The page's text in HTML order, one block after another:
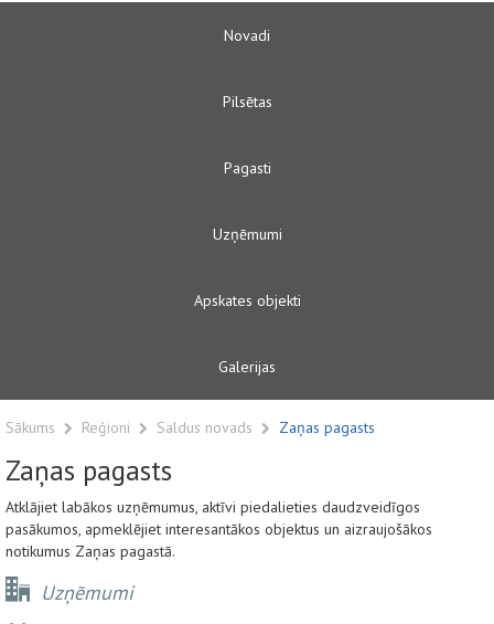
Novadi
Pilsētas
Pagasti
Uzņēmumi
Apskates objekti
Galerijas
Sākums Reģioni Saldus novads Zaņas pagasts
Zaņas pagasts
Atklājiet labākos uzņēmumus, aktīvi piedalieties daudzveidīgos
pasākumos, apmeklējiet interesantākos objektus un aizraujošākos
notikumus Zaņas pagastā.
Uzņēmumi